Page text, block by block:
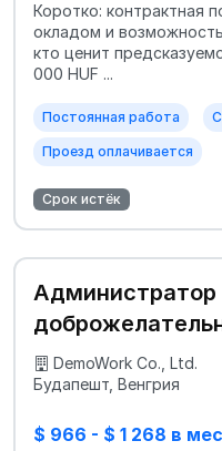
Коротко: контрактная
окладом и
кто ценит
000 HUF ...
Постоянная работа
Проезд оплачивается
Срок истёк
DemoWork Co., Ltd.
Будапешт, Венгрия
$ 966 - $ 1 268 в